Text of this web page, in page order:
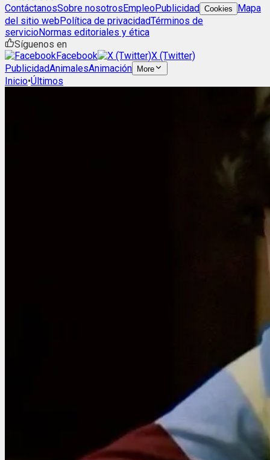
ContáctanosSobre nosotrosEmpleoPublicidad Cookies
Mapa
del sitio webPolítica de privacidadTérminos de
servicioNormas editoriales y ética
Síguenos en
Facebook
X (Twitter)
PublicidadAnimalesAnimación More
Inicio•Últimos